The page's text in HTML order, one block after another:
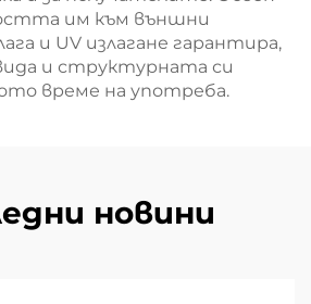
им към външни
и UV излагане гарантира,
и структурната си
време на употреба.
новини